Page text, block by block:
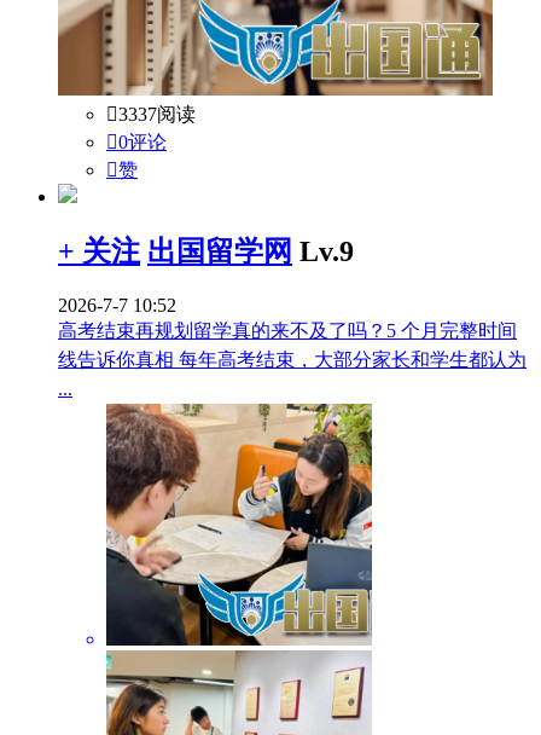
3337阅读
0评论
赞
+ 关注 出国留学网 Lv.9
2026-7-7 10:52
高考结束再规划留学真的来不及了吗？5 个月完整时间
线告诉你真相 每年高考结束，大部分家长和学生都认为
...